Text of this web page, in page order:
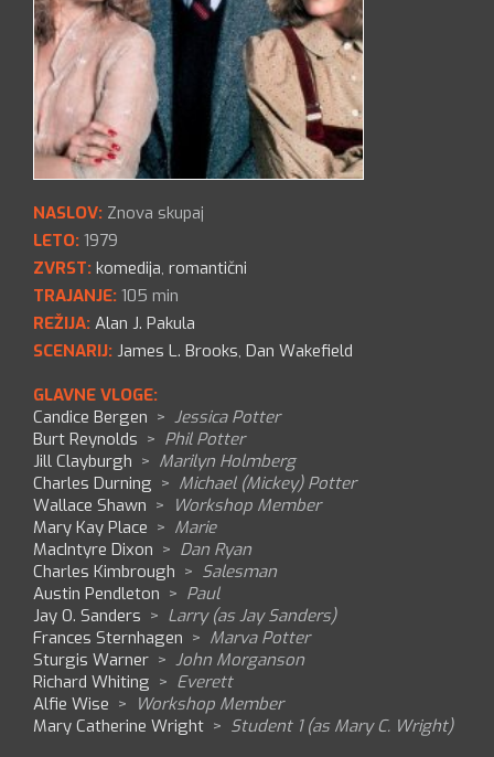
NASLOV: Znova skupaj
LETO: 1979
ZVRST: komedija, romantični
TRAJANJE: 105 min
REŽIJA: Alan J. Pakula
SCENARIJ: James L. Brooks, Dan Wakefield
GLAVNE VLOGE:
Candice Bergen > Jessica Potter
Burt Reynolds > Phil Potter
Jill Clayburgh > Marilyn Holmberg
Charles Durning > Michael (Mickey) Potter
Wallace Shawn > Workshop Member
Mary Kay Place > Marie
MacIntyre Dixon > Dan Ryan
Charles Kimbrough > Salesman
Austin Pendleton > Paul
Jay O. Sanders > Larry (as Jay Sanders)
Frances Sternhagen > Marva Potter
Sturgis Warner > John Morganson
Richard Whiting > Everett
Alfie Wise > Workshop Member
Mary Catherine Wright > Student 1 (as Mary C. Wright)